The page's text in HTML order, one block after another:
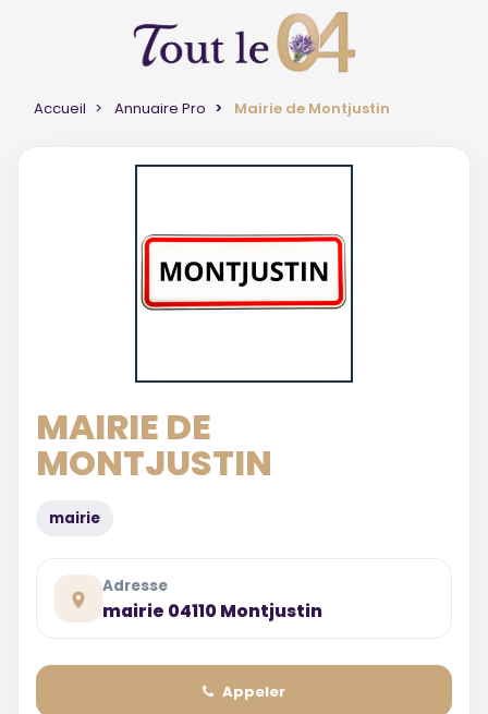
Accueil Annuaire Pro Mairie de Montjustin
MAIRIE DE
MONTJUSTIN
mairie
Adresse
mairie 04110 Montjustin
Appeler